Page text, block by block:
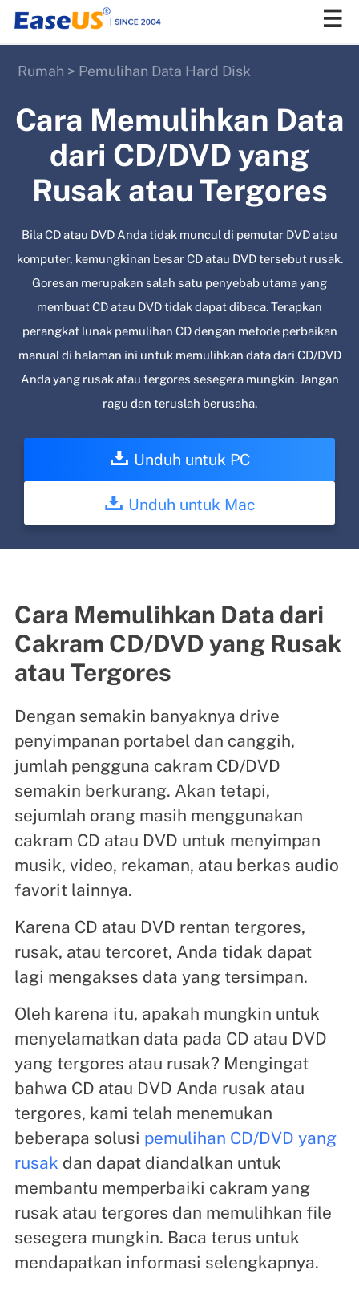
Rumah > Pemulihan Data Hard Disk
Cara Memulihkan Data
dari CD/DVD yang
Rusak atau Tergores
Bila CD atau DVD Anda tidak muncul di pemutar DVD atau
komputer, kemungkinan besar CD atau DVD tersebut rusak.
Goresan merupakan salah satu penyebab utama yang
membuat CD atau DVD tidak dapat dibaca. Terapkan
perangkat lunak pemulihan CD dengan metode perbaikan
manual di halaman ini untuk memulihkan data dari CD/DVD
Anda yang rusak atau tergores sesegera mungkin. Jangan
ragu dan teruslah berusaha.
Unduh untuk PC
Unduh untuk Mac
Cara Memulihkan Data dari
Cakram CD/DVD yang Rusak
atau Tergores
Dengan semakin banyaknya drive
penyimpanan portabel dan canggih,
jumlah pengguna cakram CD/DVD
semakin berkurang. Akan tetapi,
sejumlah orang masih menggunakan
cakram CD atau DVD untuk menyimpan
musik, video, rekaman, atau berkas audio
favorit lainnya.
Karena CD atau DVD rentan tergores,
rusak, atau tercoret, Anda tidak dapat
lagi mengakses data yang tersimpan.
Oleh karena itu, apakah mungkin untuk
menyelamatkan data pada CD atau DVD
yang tergores atau rusak? Mengingat
bahwa CD atau DVD Anda rusak atau
tergores, kami telah menemukan
beberapa solusi pemulihan CD/DVD yang
rusak dan dapat diandalkan untuk
membantu memperbaiki cakram yang
rusak atau tergores dan memulihkan file
sesegera mungkin. Baca terus untuk
mendapatkan informasi selengkapnya.